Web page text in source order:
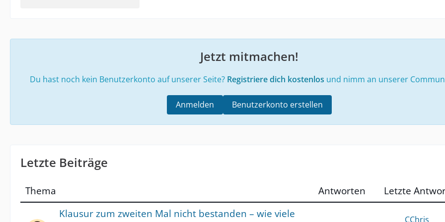
Jetzt mitmachen!
Du hast noch kein Benutzerkonto auf unserer Seite? Registriere dich kostenlos und nimm an unserer
Benutzerkonto erstellen
Anmelden
Letzte Beiträge
Thema Antworten
Letzte
Klausur zum zweiten Mal nicht bestanden – wie viele
CChris